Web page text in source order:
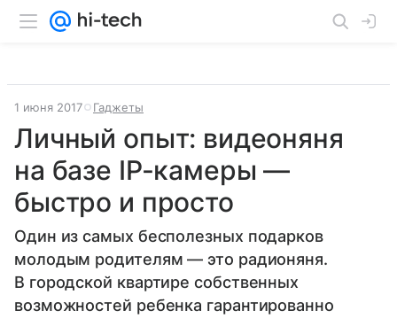
1 июня 2017 Гаджеты
Личный опыт: видеоняня
на базе IP-камеры —
быстро и просто
Один из самых бесполезных подарков
молодым родителям — это радионяня.
В городской квартире собственных
возможностей ребенка гарантированно